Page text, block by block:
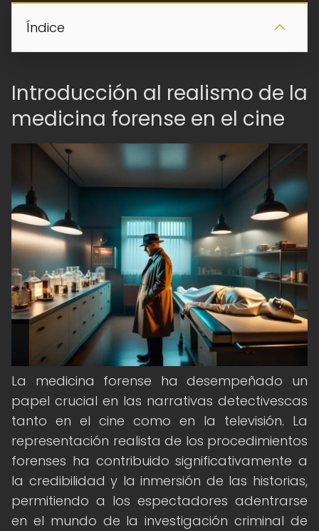
Índice
Introducción al realismo de la
medicina forense en el cine
La medicina forense ha desempeñado un
papel crucial en las narrativas detectivescas
tanto en el cine como en la televisión. La
representación realista de los procedimientos
forenses ha contribuido significativamente a
la credibilidad y la inmersión de las historias,
permitiendo a los espectadores adentrarse
en el mundo de la investigación criminal de